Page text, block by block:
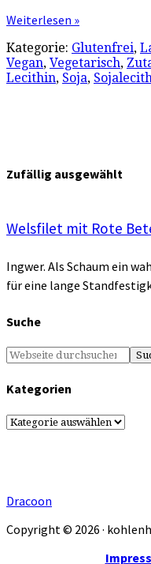
Weiterlesen »
Kategorie: Glutenfrei,
Vegan, Vegetarisch,
Lecithin, Soja,
Zufällig ausgewählt
Welsfilet mit Rote
Ingwer. Als Schaum ein
für eine lange
Suche
Kategorien
Kategorien
Dracoon
Copyright © 2026 ·